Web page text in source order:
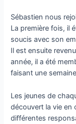
Sébastien nous
La première fois, il
soucis avec son
Il est ensuite
année, il a été
faisant une
Les jeunes de
découvert la vie en
différentes